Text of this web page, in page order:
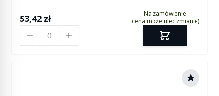
53,42 zł
Na zamówienie
(cena może ulec zmianie)